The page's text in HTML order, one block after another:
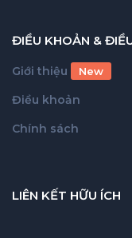
ĐIỀU KHOẢN &
Giới thiệu New
Điều khoản
Chính sách
LIÊN KẾT HỮU ÍCH